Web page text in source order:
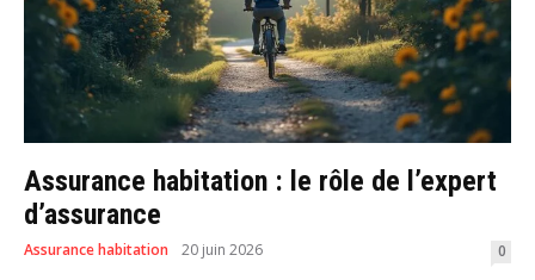
Assurance habitation : le rôle de l’expert
d’assurance
Assurance habitation 20 juin 2026 0